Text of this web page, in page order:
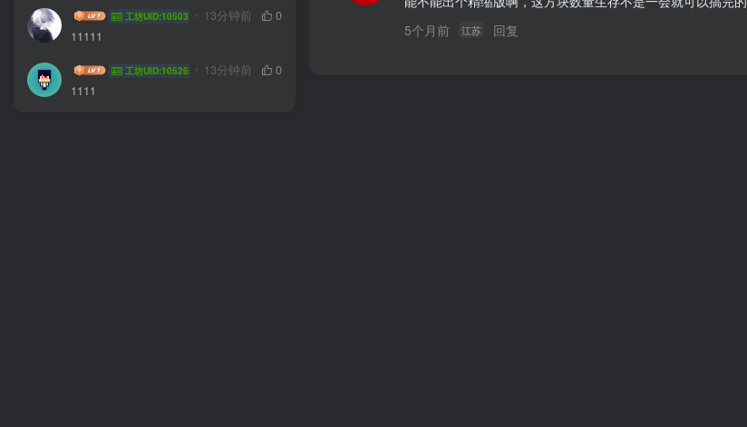
Huanawa工坊UID:105037 13分钟前
0
11111
无敌霹雳爱者工坊UID:105265 13分钟前
0
1111
5个月前
江苏 回复